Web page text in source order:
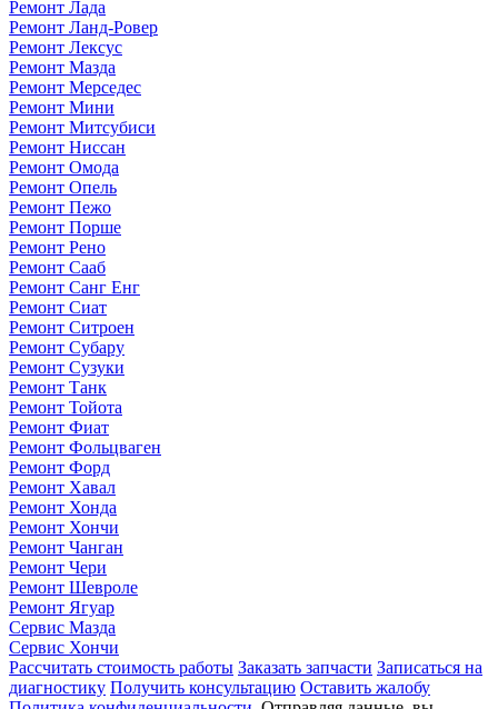
Ремонт Лада
Ремонт Ланд-Ровер
Ремонт Лексус
Ремонт Мазда
Ремонт Мерседес
Ремонт Мини
Ремонт Митсубиси
Ремонт Ниссан
Ремонт Омода
Ремонт Опель
Ремонт Пежо
Ремонт Порше
Ремонт Рено
Ремонт Сааб
Ремонт Санг Енг
Ремонт Сиат
Ремонт Ситроен
Ремонт Субару
Ремонт Сузуки
Ремонт Танк
Ремонт Тойота
Ремонт Фиат
Ремонт Фольцваген
Ремонт Форд
Ремонт Хавал
Ремонт Хонда
Ремонт Хончи
Ремонт Чанган
Ремонт Чери
Ремонт Шевроле
Ремонт Ягуар
Сервис Мазда
Сервис Хончи
Рассчитать стоимость работы Заказать запчасти Записаться на
диагностику Получить консультацию Оставить жалобу